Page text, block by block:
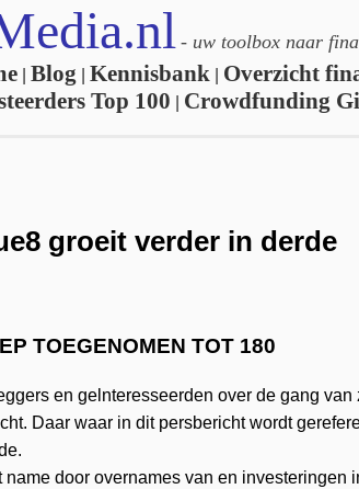
- uw toolbox naar
Blog Kennisbank Overzicht
Top 100 Crowdfunding
groeit verder in derde
TOEGENOMEN TOT 180
en gelnteresseerden over de gang van
Daar waar in dit persbericht wordt
door overnames van en investeringen